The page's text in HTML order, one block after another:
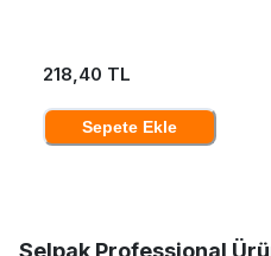
218,40 TL
Sepete Ekle